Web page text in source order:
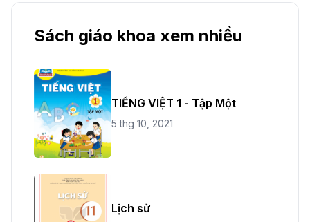
Sách giáo khoa xem nhiều
TIẾNG VIỆT 1 - Tập Một
5 thg 10, 2021
Lịch sử